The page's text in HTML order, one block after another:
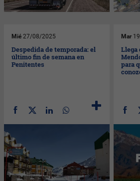
Mié 27/08/2025
Despedida de temporada: el
último fin de semana en
Penitentes
Mar
Llega
para